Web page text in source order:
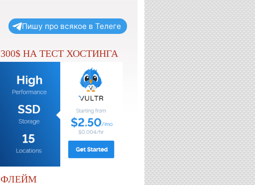
Пишу про всякое в Телеге
300$ НА ТЕСТ ХОСТИНГА
ФЛЕЙМ